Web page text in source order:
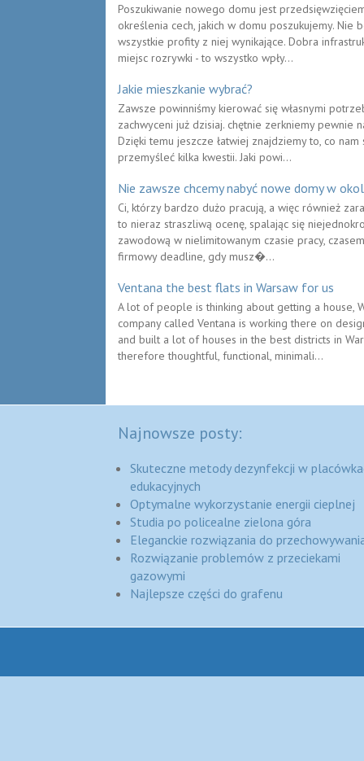
Poszukiwanie nowego domu jest
określenia cech, jakich w domu poszukujemy. Nie
wszystkie profity z niej wynikające. Dobra
miejsc rozrywki - to wszystko wpły...
Jakie mieszkanie wybrać?
Zawsze powinniśmy kierować się własnymi
zachwyceni już dzisiaj. chętnie zerkniemy pewnie
Dzięki temu jeszcze łatwiej znajdziemy to, co
przemyśleć kilka kwestii. Jaki powi...
Nie zawsze chcemy nabyć nowe domy w
Ci, którzy bardzo dużo pracują, a więc również
to nieraz straszliwą ocenę, spalając się
zawodową w nielimitowanym czasie pracy,
firmowy deadline, gdy musz�...
Ventana the best flats in Warsaw for us
A lot of people is thinking about getting a house,
company called Ventana is working there on
and built a lot of houses in the best districts in
therefore thoughtful, functional, minimali...
Najnowsze posty:
Skuteczne metody dezynfekcji w
edukacyjnych
Optymalne wykorzystanie energii cieplnej
Studia po policealne zielona góra
Eleganckie rozwiązania do
Rozwiązanie problemów z przeciekami
gazowymi
Najlepsze części do grafenu